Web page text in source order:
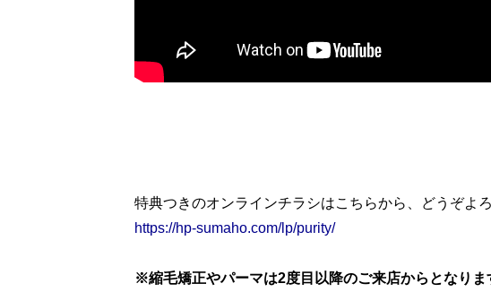
特典つきのオンラインチラシはこちらから、どうぞよ
https://hp-sumaho.com/lp/purity/
※縮毛矯正やパーマは2度目以降のご来店からとなりま